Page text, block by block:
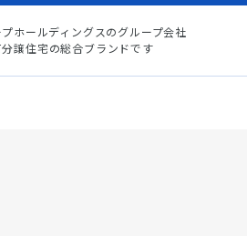
プホールディングスのグループ会社
譲住宅の総合ブランドです